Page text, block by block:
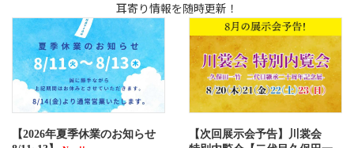
耳寄り情報を随時更新！
【2026年夏季休業のお知らせ
【次回展示会予告】川裳会